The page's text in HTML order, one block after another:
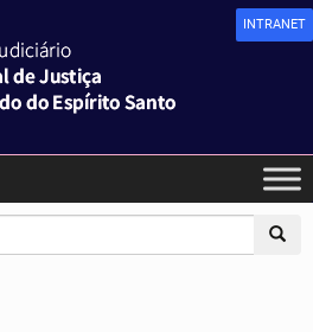
INTRANET